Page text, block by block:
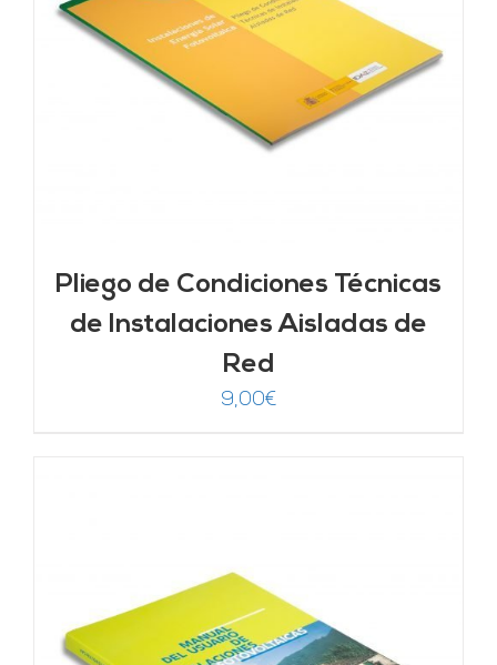
Pliego de Condiciones Técnicas
de Instalaciones Aisladas de
Red
9,00€